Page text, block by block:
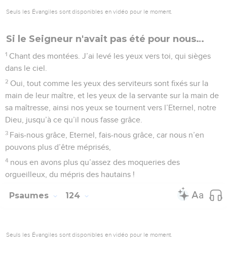
Seuls les Évangiles sont disponibles en vidéo pour le moment.
Si le Seigneur n'avait pas été pour nous…
1 Chant des montées. J’ai levé les yeux vers toi, qui sièges
dans le ciel.
2 Oui, tout comme les yeux des serviteurs sont fixés sur la
main de leur maître, et les yeux de la servante sur la main de
sa maîtresse, ainsi nos yeux se tournent vers l’Eternel, notre
Dieu, jusqu’à ce qu’il nous fasse grâce.
3 Fais-nous grâce, Eternel, fais-nous grâce, car nous n’en
pouvons plus d’être méprisés,
4 nous en avons plus qu’assez des moqueries des
orgueilleux, du mépris des hautains !
Psaumes 124
Seuls les Évangiles sont disponibles en vidéo pour le moment.